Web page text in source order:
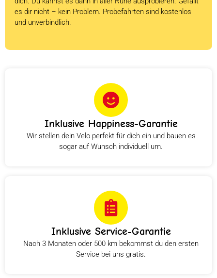
es dir nicht – kein Problem. Probefahrten sind kostenlos
und unverbindlich.
Inklusive Happiness-Garantie
Wir stellen dein Velo perfekt für dich ein und bauen es
sogar auf Wunsch individuell um.
Inklusive Service-Garantie
Nach 3 Monaten oder 500 km bekommst du den ersten
Service bei uns gratis.